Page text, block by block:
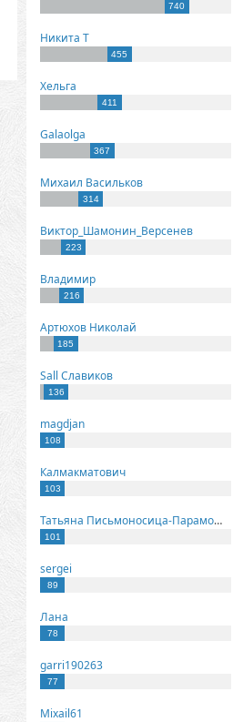
740
Никита Т
455
Хельга
411
Galaolga
367
Михаил Васильков
314
Виктор_Шамонин_Версенев
223
Владимир
216
Артюхов Николай
185
Sall Славиков
136
magdjan
108
Калмакматович
103
Татьяна Письмоносица-Парамонова
101
sergei
89
Лана
78
garri190263
77
Mixail61